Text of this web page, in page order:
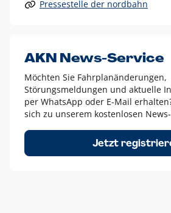
Alle anderen Logo-Varianten dürfen
Diese Ausnahmen sind zum Beispiel:
dem AKN Blau,
weißes Logo auf
schwarzes Logo für reine
Um das Logo herum muss ein
Höhe bzw. Breite des N aus AKN in alle
Pressestelle der nordbahn
AKN News-Service
Möchten Sie Fahrplanänderungen,
Störungsmeldungen und aktuelle
per WhatsApp oder E-Mail
sich zu unserem kostenlosen
Jetzt